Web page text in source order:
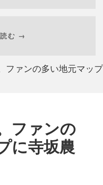
む →
ファンの多い地元マップ
ファンの
に寺坂農